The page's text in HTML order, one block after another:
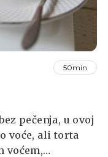
50min
pečenja, u ovoj
voće, ali torta
voćem,